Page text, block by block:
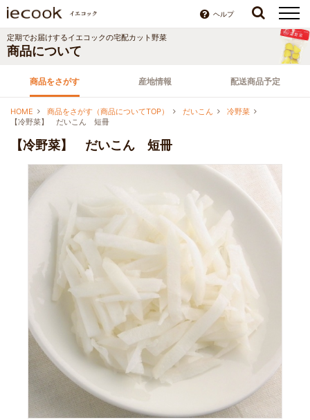
ヘルプ
商品をさがす 産地情報 配送商品予定
定期でお届けするイエコックの宅配カット野菜
商品について
HOME 商品をさがす（商品についてTOP） だいこん
冷野菜
【冷野菜】 だいこん 短冊
【冷野菜】 だいこん 短冊